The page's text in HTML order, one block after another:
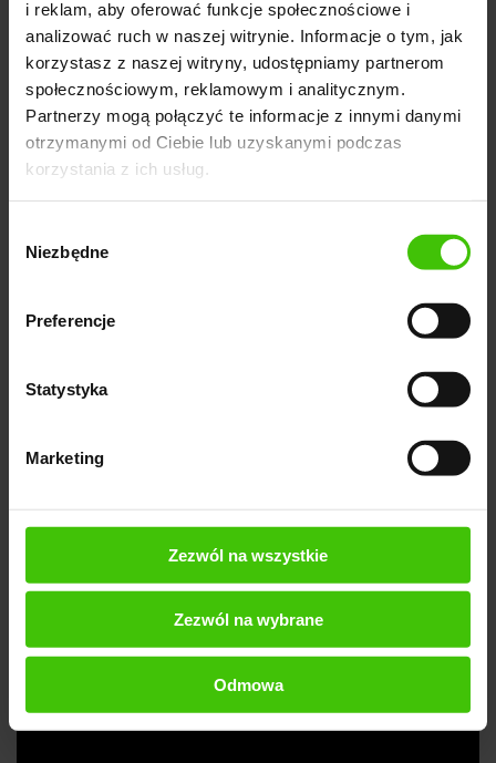
i reklam, aby oferować funkcje społecznościowe i
analizować ruch w naszej witrynie. Informacje o tym, jak
korzystasz z naszej witryny, udostępniamy partnerom
społecznościowym, reklamowym i analitycznym.
Partnerzy mogą połączyć te informacje z innymi danymi
otrzymanymi od Ciebie lub uzyskanymi podczas
korzystania z ich usług.
zgody
Niezbędne
Preferencje
Statystyka
Marketing
Zezwól na wszystkie
Zezwól na wybrane
Odmowa
powyższe informacje, warto dbać o właściwą
strukturę witryny, unikalne treści, szybkość ładowania
oraz stosować odpowiednie praktyki korzystania z
crawlerów
Zamów 100% bezpłatny
Umów się na 100% bezpłatny audyt Twojej strony +
otrzymaj darmowy ebook "LinkedIn: tajniki skutecznego